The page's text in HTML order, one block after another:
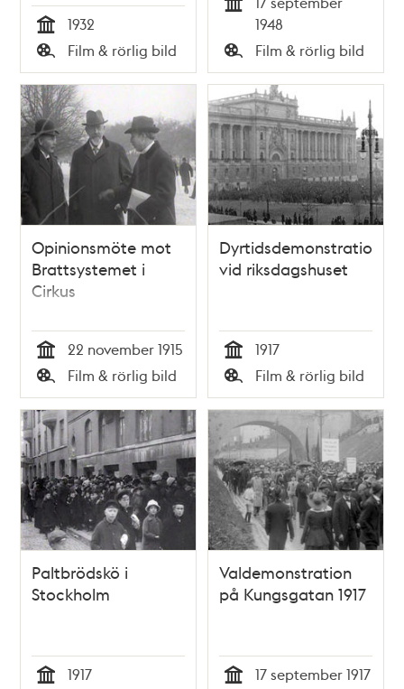
Tid
1932
Typ
Film & rörlig bild
1948
Typ
Film & rörlig bild
Opinionsmöte mot
Brattsystemet i
Cirkus
Tid
22 november 1915
Typ
Film & rörlig bild
Dyrtidsdemonstration
vid riksdagshuset
Tid
1917
Typ
Film & rörlig bild
Paltbrödskö i
Stockholm
1917
Valdemonstration
på Kungsgatan 1917
17 september 1917